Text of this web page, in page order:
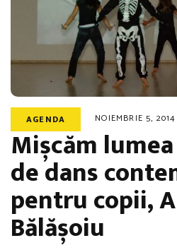
AGENDA NOIEMBRIE 5, 2014
Mișcăm
de dans
pentru copii,
Bălășoiu